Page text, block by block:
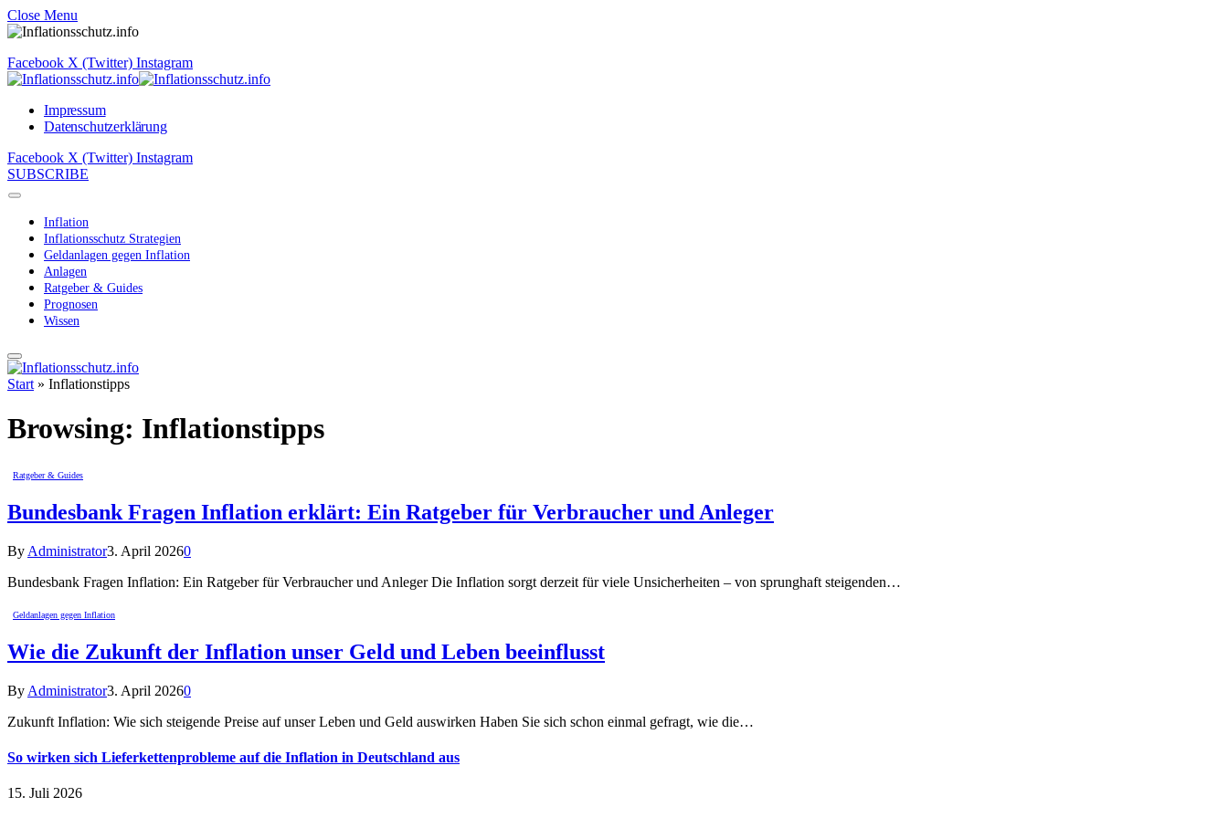
Close Menu
Facebook X (Twitter) Instagram
Impressum
Datenschutzerklärung
Facebook X (Twitter) Instagram
SUBSCRIBE
Inflation
Inflationsschutz Strategien
Geldanlagen gegen Inflation
Anlagen
Ratgeber & Guides
Prognosen
Wissen
Start » Inflationstipps
Browsing: Inflationstipps
Ratgeber & Guides
Bundesbank Fragen Inflation erklärt: Ein Ratgeber für Verbraucher und Anleger
By Administrator3. April 20260
Bundesbank Fragen Inflation: Ein Ratgeber für Verbraucher und Anleger Die Inflation sorgt derzeit für viele Unsicherheiten – von sprunghaft steigenden…
Geldanlagen gegen Inflation
Wie die Zukunft der Inflation unser Geld und Leben beeinflusst
By Administrator3. April 20260
Zukunft Inflation: Wie sich steigende Preise auf unser Leben und Geld auswirken Haben Sie sich schon einmal gefragt, wie die…
So wirken sich Lieferkettenprobleme auf die Inflation in Deutschland aus
15. Juli 2026